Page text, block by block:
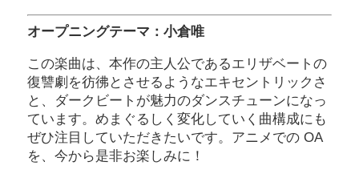
オープニングテーマ：小倉唯
この楽曲は、本作の主人公であるエリザベートの
復讐劇を彷彿とさせるようなエキセントリックさ
と、ダークビートが魅力のダンスチューンになっ
ています。めまぐるしく変化していく曲構成にも
ぜひ注目していただきたいです。アニメでの OA
を、今から是非お楽しみに！